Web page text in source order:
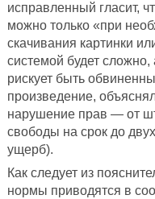
исправленный гласит,
можно только «при
скачивания картинки
системой будет сложно,
рискует быть
произведение,
нарушение прав — от
свободы на срок до
ущерб).
Как следует из
нормы приводятся в